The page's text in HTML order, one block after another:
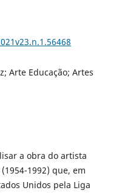
Arte Educação; Artes
a obra do artista
1992) que, em
Unidos pela Liga